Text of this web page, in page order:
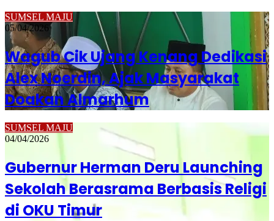
SUMSEL MAJU
05/04/2026
Wagub Cik Ujang Kenang Dedikasi
Alex Noerdin, Ajak Masyarakat
Doakan Almarhum
SUMSEL MAJU
04/04/2026
Gubernur Herman Deru Launching
Sekolah Berasrama Berbasis Religi
di OKU Timur